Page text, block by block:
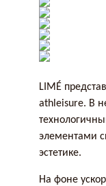
LIMÉ
athleisure. В
элементами
эстетике.
На фоне